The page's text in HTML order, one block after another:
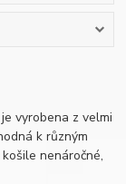
vyrobena z velmi
k různým
nenáročné,